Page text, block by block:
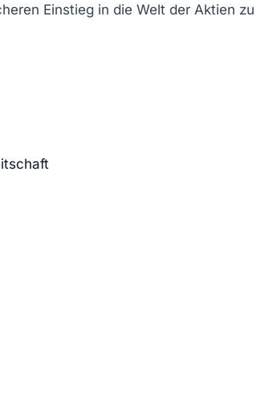
Einstieg in die Welt der Aktien zu